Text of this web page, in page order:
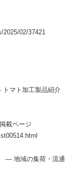
02/37421
マト加工製品紹介
載ページ
— 地域の集荷・流通